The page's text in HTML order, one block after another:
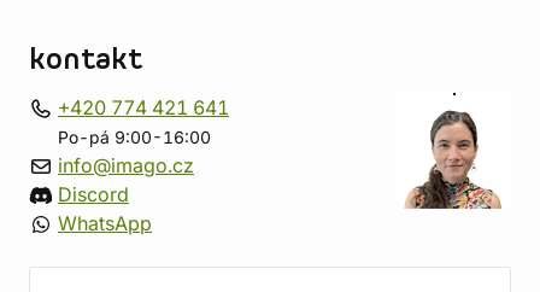
kontakt
+420 774 421 641
Po-pá 9:00-16:00
info@imago.cz
Discord
WhatsApp